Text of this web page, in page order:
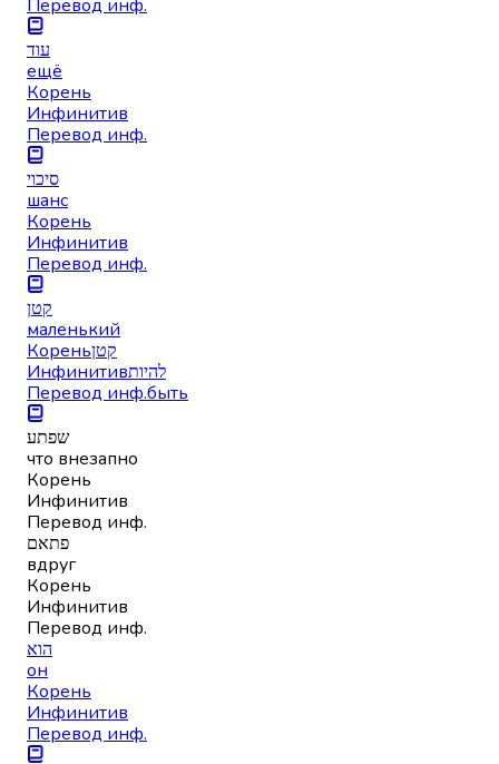
Перевод инф.
עוד
ещё
Корень
Инфинитив
Перевод инф.
סיכוי
шанс
Корень
Инфинитив
Перевод инф.
קטן
маленький
Кореньקטן
Инфинитивלהיות
Перевод инф.быть
שפתע
что внезапно
Корень
Инфинитив
Перевод инф.
פתאם
вдруг
Корень
Инфинитив
Перевод инф.
הוא
он
Корень
Инфинитив
Перевод инф.